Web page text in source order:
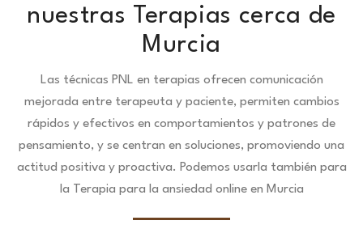
nuestras Terapias cerca de
Murcia
Las técnicas PNL en terapias ofrecen comunicación
mejorada entre terapeuta y paciente, permiten cambios
rápidos y efectivos en comportamientos y patrones de
pensamiento, y se centran en soluciones, promoviendo una
actitud positiva y proactiva. Podemos usarla también para
la Terapia para la ansiedad online en Murcia